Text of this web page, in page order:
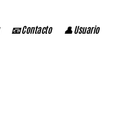
📧 Contacto 👤 Usuario